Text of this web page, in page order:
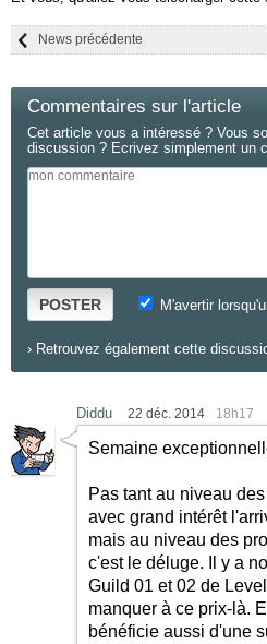
News précédente
Commentaires sur l'article
Cet article vous a intéressé ? Vous
discussion ? Ecrivez simplement un
POSTER M'avertir
› Retrouvez également cette
Diddu 22 déc. 2014 18h17
Semaine
Pas tant au niveau
avec grand intérêt
mais au niveau des
c'est le déluge. Il y a
Guild 01 et 02 de
manquer à ce prix-là.
bénéficie aussi d'une